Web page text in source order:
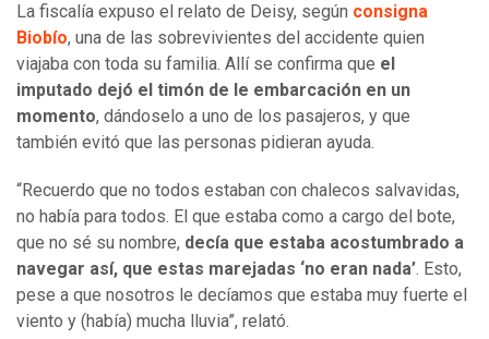
La fiscalía expuso el relato de Deisy, según consigna
Biobío, una de las sobrevivientes del accidente quien
viajaba con toda su familia. Allí se confirma que el
imputado dejó el timón de le embarcación en un
momento, dándoselo a uno de los pasajeros, y que
también evitó que las personas pidieran ayuda.
“Recuerdo que no todos estaban con chalecos salvavidas,
no había para todos. El que estaba como a cargo del bote,
que no sé su nombre, decía que estaba acostumbrado a
navegar así, que estas marejadas ‘no eran nada’. Esto,
pese a que nosotros le decíamos que estaba muy fuerte el
viento y (había) mucha lluvia”, relató.